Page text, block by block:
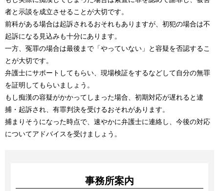
者と示談を成立させることが大切です。
前科がある場合は起訴されるおそれもありますが、初犯の場合は不
起訴になる見込みも十分にあります。
一方、冤罪の場合は最後まで「やっていない」と容疑を否認するこ
とが大切です。
弁護士にサポートしてもらい、現場検証をするなどして自分の無罪
を証明してもらいましょう。
もし痴漢の容疑がかかってしまった場合、初期対応が遅れると逮
捕・起訴され、有罪判決を受けるおそれがあります。
捕まりそうになった時点で、速やかに弁護士に連絡し、今後の対応
についてアドバイスを受けましょう。
事務所案内